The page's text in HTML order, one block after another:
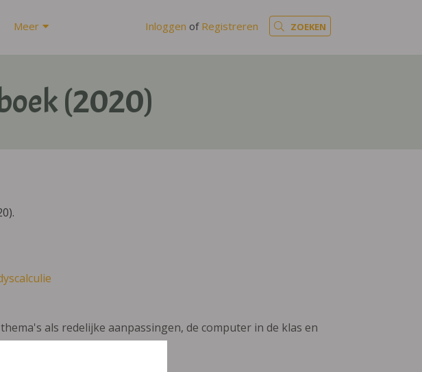
Meer Inloggen of Registreren ZOEKEN
(2020)
als redelijke aanpassingen, de computer in de klas en